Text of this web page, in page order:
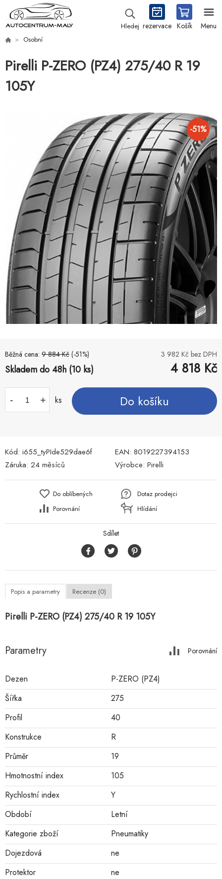
Hledej rezervace Košík Menu
Osobní
Pirelli P-ZERO (PZ4) 275/40 R 19
105Y
-51%
Běžná cena: 9 884 Kč (-51%) 3 982 Kč bez DPH
Skladem do 48h (10 ks) 4 818 Kč
- + ks Do košíku
Kód: i655_tyPIde529dae6f EAN: 8019227394153
Záruka: 24 měsíců Výrobce: Pirelli
Do oblíbených
Porovnání
Dotaz prodejci
Hlídání
Sdílet
Popis a parametry Recenze (0)
Pirelli P-ZERO (PZ4) 275/40 R 19 105Y
Parametry Porovnání
Dezen
P-ZERO (PZ4)
Šířka
275
Profil
40
Konstrukce
R
Průměr
19
Hmotnostní index
105
Rychlostní index
Y
Období
Letní
Kategorie zboží
Pneumatiky
Dojezdová
ne
Protektor
ne